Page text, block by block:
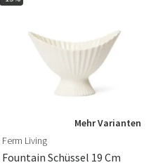
Mehr Varianten
Ferm Living
Fountain Schüssel 19 Cm